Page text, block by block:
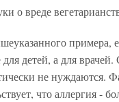
о вреде
примера,
детей, а для
не нуждаются.
что аллергия -